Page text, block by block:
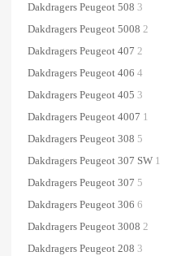
Dakdragers Peugeot 508 3
Dakdragers Peugeot 5008 2
Dakdragers Peugeot 407 2
Dakdragers Peugeot 406 4
Dakdragers Peugeot 405 3
Dakdragers Peugeot 4007 1
Dakdragers Peugeot 308 5
Dakdragers Peugeot 307 SW 1
Dakdragers Peugeot 307 5
Dakdragers Peugeot 306 6
Dakdragers Peugeot 3008 2
Dakdragers Peugeot 208 3